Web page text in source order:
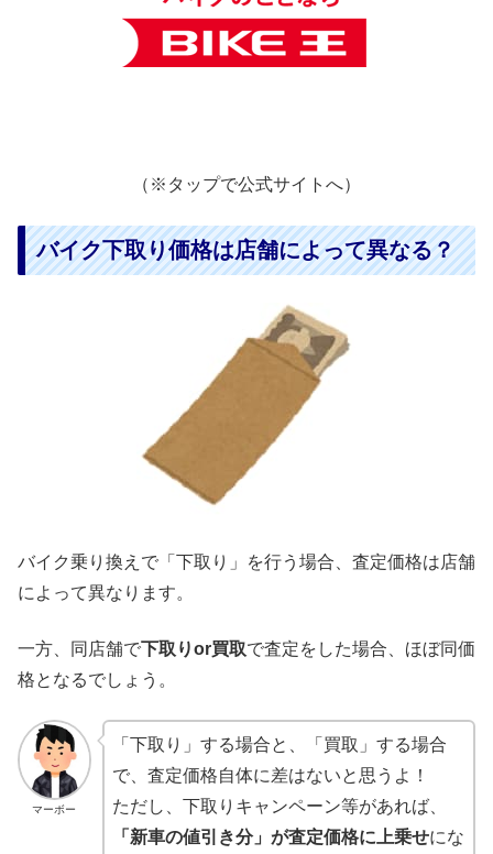
（※タップで公式サイトへ）
バイク下取り価格は店舗によって異なる？
バイク乗り換えで「下取り」を行う場合、査定価格は店舗
によって異なります。
一方、同店舗で下取りor買取で査定をした場合、ほぼ同価
格となるでしょう。
マーボー
「下取り」する場合と、「買取」する場合
で、査定価格自体に差はないと思うよ！
ただし、下取りキャンペーン等があれば、
「新車の値引き分」が査定価格に上乗せにな